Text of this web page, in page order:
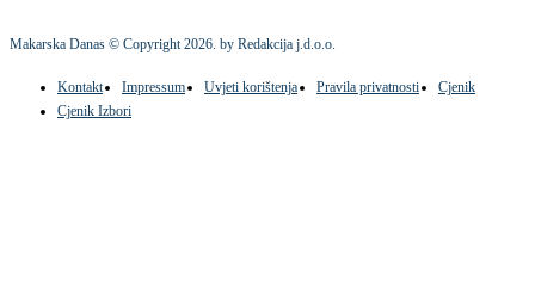
Makarska Danas © Copyright2026. by Redakcija j.d.o.o.
Kontakt Impressum Uvjeti korištenja Pravila privatnosti
Cjenik
Cjenik Izbori